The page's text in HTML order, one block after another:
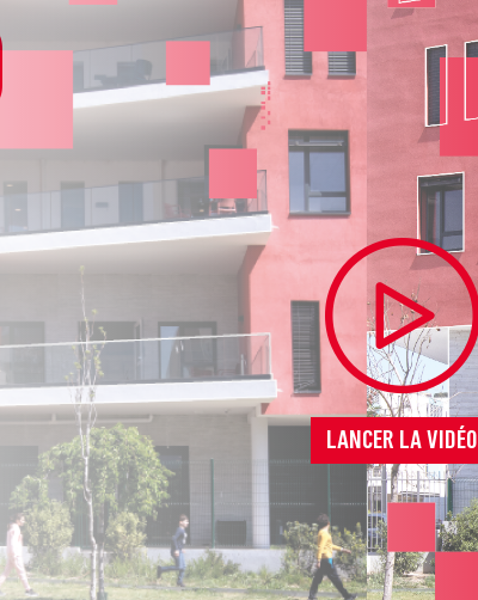
LANCER LA VIDÉO